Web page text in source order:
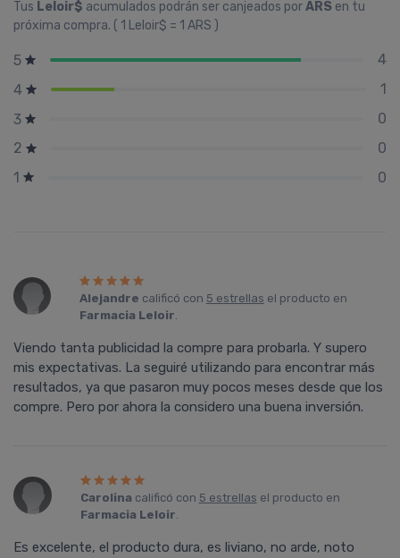
Tus Leloir$ acumulados podrán ser canjeados porARS en tu
próxima compra. ( 1 Leloir$ = 1 ARS )
5
4
4
1
3
0
2
0
1
0
Alejandre calificó con 5 estrellas el producto en
Farmacia Leloir.
Viendo tanta publicidad la compre para probarla. Y supero
mis expectativas. La seguiré utilizando para encontrar más
resultados, ya que pasaron muy pocos meses desde que los
compre. Pero por ahora la considero una buena inversión.
Carolina calificó con 5 estrellas el producto en
Farmacia Leloir.
Es excelente, el producto dura, es liviano, no arde, noto